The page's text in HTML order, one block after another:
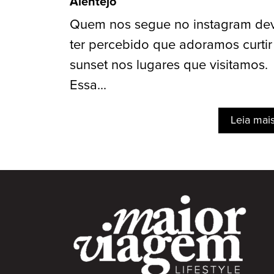
Quem nos segue no instagram
ter percebido que adoramos
sunset nos lugares que visitamos.
Essa...
Leia